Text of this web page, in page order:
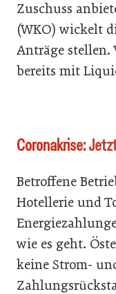
Zuschuss
(WKO) wickelt
Anträge stellen.
bereits mit
Coronakrise:
Betroffene
Hotellerie und
wie es geht.
keine Strom-